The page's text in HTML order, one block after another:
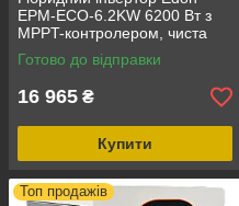
EPM-ECO-6.2KW 6200 Вт з
MPPT-контролером, чиста
синусоїда, 48 В
Готово до відправки
16 965 ₴
Купити
Топ продажів